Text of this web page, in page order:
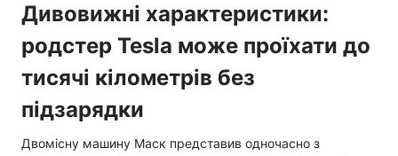
Дивовижні характеристики:
родстер Tesla може проїхати до
тисячі кілометрів без
підзарядки
Двомісну машину Маск представив одночасно з